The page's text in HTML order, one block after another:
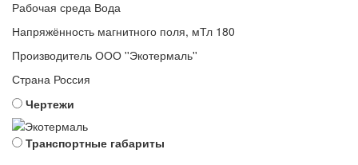
Рабочая среда Вода
Напряжённость магнитного поля, мТл 180
Производитель ООО ''Экотермаль''
Страна Россия
Чертежи
Транспортные габариты